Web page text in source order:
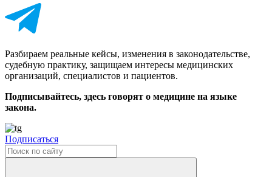
Разбираем реальные кейсы, изменения в законодательстве,
судебную практику, защищаем интересы медицинских
организаций, специалистов и пациентов.
Подписывайтесь, здесь говорят о медицине на языке
закона.
Подписаться